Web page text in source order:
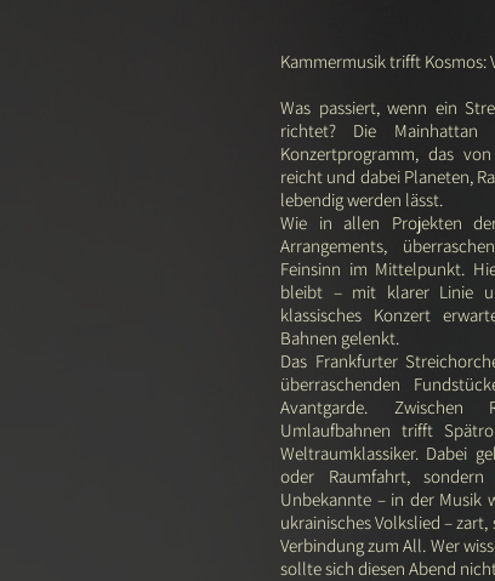
Kammermusik trifft Kosmos:
Was passiert, wenn ein
richtet? Die
Konzertprogramm, das
reicht und dabei Planeten,
lebendig werden lässt.
Wie in allen Projekten
Arrangements,
Feinsinn im Mittelpunkt.
bleibt – mit klarer Linie
klassisches Konzert
Bahnen gelenkt.
Das Frankfurter
überraschenden
Avantgarde. Zwischen
Umlaufbahnen trifft
Weltraumklassiker. Dabei
oder Raumfahrt,
Unbekannte – in der Musik
ukrainisches Volkslied –
Verbindung zum All. Wer
sollte sich diesen Abend